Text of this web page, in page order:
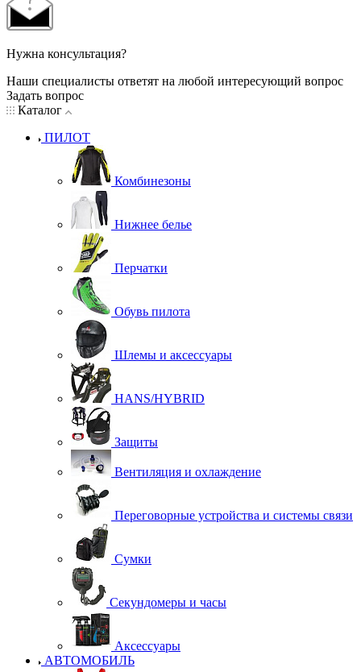
Нужна консультация?
Наши специалисты ответят на любой интересующий вопрос
Задать вопрос
Каталог
ПИЛОТ
Комбинезоны
Нижнее белье
Перчатки
Обувь пилота
Шлемы и аксессуары
HANS/HYBRID
Защиты
Вентиляция и охлаждение
Переговорные устройства и системы связи
Сумки
Секундомеры и часы
Аксессуары
АВТОМОБИЛЬ